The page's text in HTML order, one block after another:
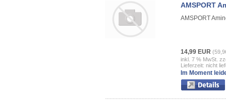
AMSPORT
AMSPORT
14,99 EUR
inkl. 7 % MwSt.
Lieferzeit: nicht
Im Moment